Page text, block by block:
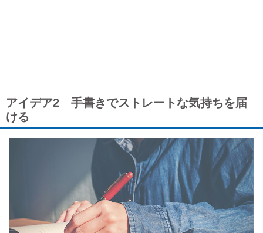
アイデア2 手書きでストレートな気持ちを届
ける